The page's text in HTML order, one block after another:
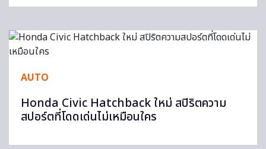
AUTO
Honda Civic Hatchback ใหม่ สปิริตความ
สปอร์ตที่โดดเด่นไม่เหมือนใคร